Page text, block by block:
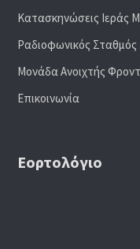
Κατασκηνώσεις Ιεράς
Ραδιoφωνικός Σταθμός
Μονάδα Ανοιχτής
Επικοινωνία
Εορτολόγιο